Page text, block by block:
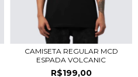
CAMISETA REGULAR MCD
ESPADA VOLCANIC
R$199,00